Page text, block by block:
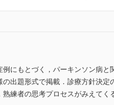
例にもとづく，パーキンソン病
の出題形式で掲載．診療方針決
熟練者の思考プロセスがみえてく